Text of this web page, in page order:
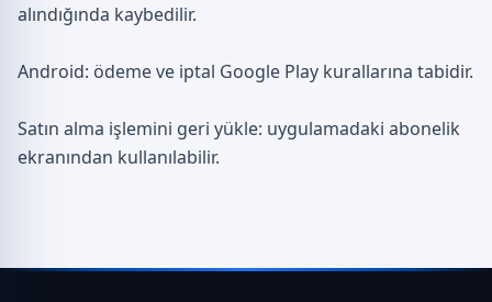
alındığında kaybedilir.
Android: ödeme ve iptal Google Play kurallarına tabidir.
Satın alma işlemini geri yükle: uygulamadaki abonelik
ekranından kullanılabilir.